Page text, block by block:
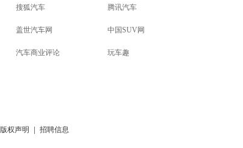
搜狐汽车 腾讯汽车
盖世汽车网 中国SUV网
汽车商业评论 玩车趣
版权声明 | 招聘信息